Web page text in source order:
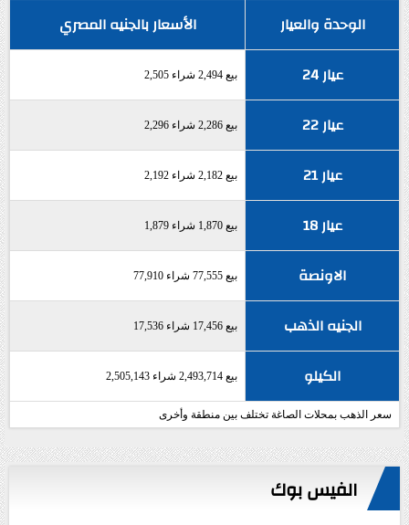
الوحدة والعيار
الأسعار بالجنيه المصري
عيار 24
بيع 2,494 شراء 2,505
عيار 22 بيع 2,286 شراء 2,296
عيار 21 بيع 2,182 شراء 2,192
عيار 18 بيع 1,870 شراء 1,879
الاونصة بيع 77,555 شراء 77,910
الجنيه الذهب بيع 17,456 شراء 17,536
الكيلو بيع 2,493,714 شراء 2,505,143
سعر الذهب بمحلات الصاغة تختلف بين منطقة وأخرى
الفيس بوك